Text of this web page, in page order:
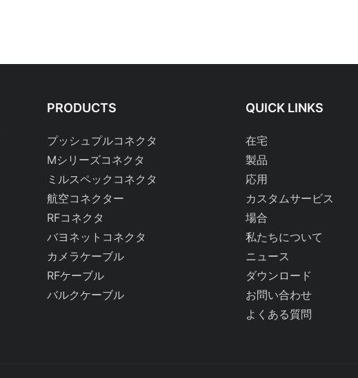
PRODUCTS
プッシュプルコネクタ
Mシリーズコネクタ
ミルスペックコネクタ
航空コネクター
RFコネクタ
バヨネットコネクタ
カメラケーブル
RFケーブル
バルクケーブル
QUICK LINKS
在宅
製品
応用
カスタムサービス
場合
私たちについて
ニュース
ダウンロード
お問い合わせ
よくある質問